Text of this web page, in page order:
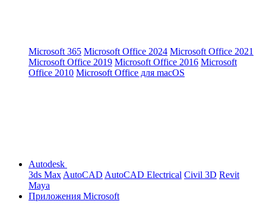
Microsoft 365 Microsoft Office 2024 Microsoft Office 2021
Microsoft Office 2019 Microsoft Office 2016 Microsoft
Office 2010 Microsoft Office для macOS
Autodesk
3ds Max AutoCAD AutoCAD Electrical Civil 3D Revit
Maya
Приложения Microsoft